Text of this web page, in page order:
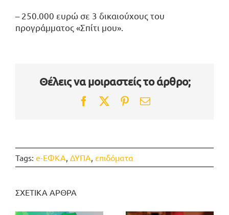
– 250.000 ευρώ σε 3 δικαιούχους του
προγράμματος «Σπίτι μου».
Θέλεις να μοιραστείς το άρθρο;
Facebook
TwitterPinterest
Email
Tags: e-ΕΦΚΑ ΔΥΠΑ επιδόματα
ΣΧΕΤΙΚΑ ΑΡΘΡΑ